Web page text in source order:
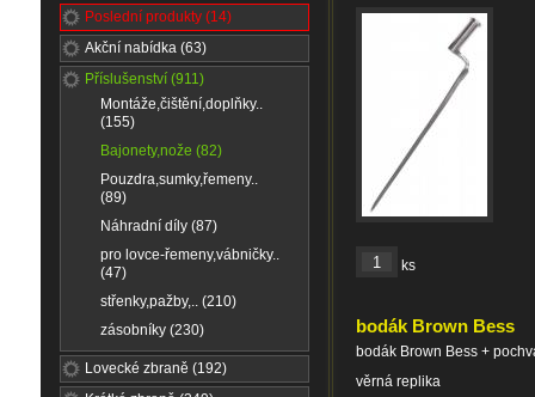
Poslední produkty (14)
Akční nabídka (63)
Příslušenství (911)
Montáže,čištění,doplňky..
(155)
Bajonety,nože (82)
Pouzdra,sumky,řemeny..
(89)
Náhradní díly (87)
pro lovce-řemeny,vábničky..
(47)
střenky,pažby,.. (210)
zásobníky (230)
Lovecké zbraně (192)
ks
bodák Brown Bess
bodák Brown Bess +
věrná replika